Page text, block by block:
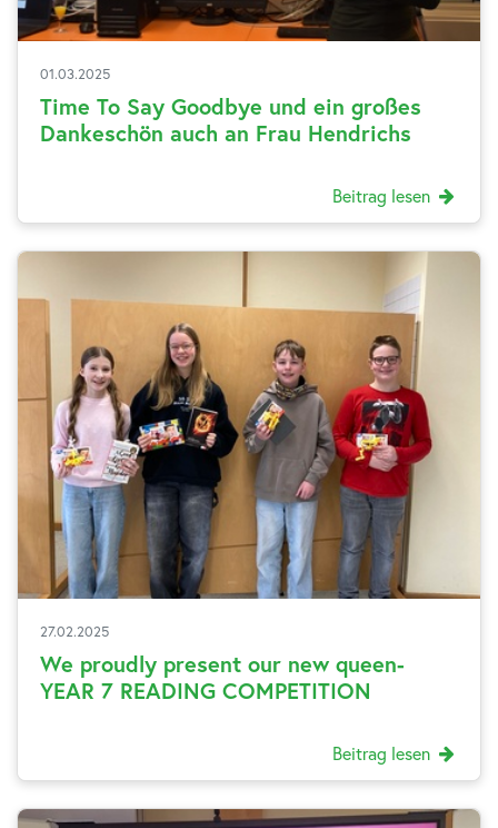
01.03.2025
Time To Say Goodbye und ein großes
Dankeschön auch an Frau Hendrichs
Beitrag lesen
27.02.2025
We proudly present our new queen-
YEAR 7 READING COMPETITION
Beitrag lesen